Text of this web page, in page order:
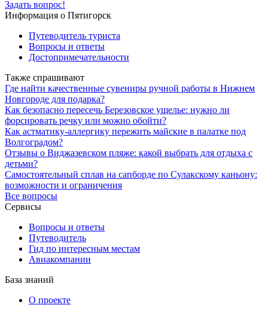
Задать вопрос!
Информация о Пятигорск
Путеводитель туриста
Вопросы и ответы
Достопримечательности
Также спрашивают
Где найти качественные сувениры ручной работы в Нижнем
Новгороде для подарка?
Как безопасно пересечь Березовское ущелье: нужно ли
форсировать речку или можно обойти?
Как астматику-аллергику пережить майские в палатке под
Волгоградом?
Отзывы о Виджазевском пляже: какой выбрать для отдыха с
детьми?
Самостоятельный сплав на сапборде по Сулакскому каньону:
возможности и ограничения
Все вопросы
Сервисы
Вопросы и ответы
Путеводитель
Гид по интересным местам
Авиакомпании
База знаний
О проекте